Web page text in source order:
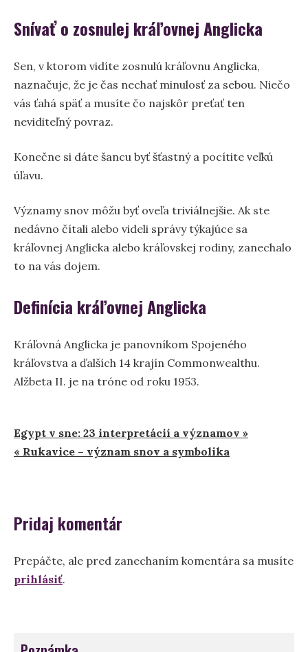
Snívať o zosnulej kráľovnej Anglicka
Sen, v ktorom vidíte zosnulú kráľovnu Anglicka,
naznačuje, že je čas nechať minulosť za sebou. Niečo
vás ťahá späť a musíte čo najskôr preťať ten
neviditeľný povraz.
Konečne si dáte šancu byť šťastný a pocítite veľkú
úľavu.
Významy snov môžu byť oveľa triviálnejšie. Ak ste
nedávno čítali alebo videli správy týkajúce sa
kráľovnej Anglicka alebo kráľovskej rodiny, zanechalo
to na vás dojem.
Definícia kráľovnej Anglicka
Kráľovná Anglicka je panovníkom Spojeného
kráľovstva a ďalších 14 krajín Commonwealthu.
Alžbeta II. je na tróne od roku 1953.
Navigácia
v
Egypt v sne: 23 interpretácií a významov »
« Rukavice – význam snov a symbolika
Pridaj komentár
Prepáčte, ale pred zanechaním komentára sa musíte
prihlásiť.